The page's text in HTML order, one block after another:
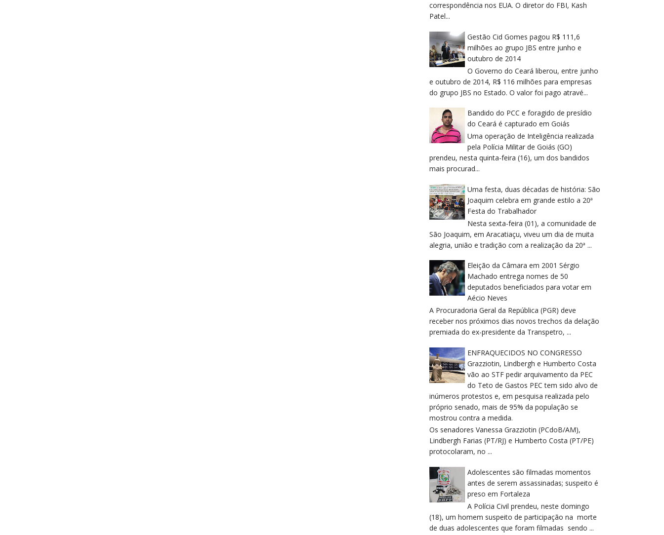
correspondência nos EUA. O diretor do FBI, Kash
Patel...
Gestão Cid Gomes pagou R$ 111,6
milhões ao grupo JBS entre junho e
outubro de 2014
O Governo do Ceará liberou, entre junho
e outubro de 2014, R$ 116 milhões para empresas
do grupo JBS no Estado. O valor foi pago atravé...
Bandido do PCC e foragido de presídio
do Ceará é capturado em Goiás
Uma operação de Inteligência realizada
pela Polícia Militar de Goiás (GO)
prendeu, nesta quinta-feira (16), um dos bandidos
mais procurad...
Uma festa, duas décadas de história: São
Joaquim celebra em grande estilo a 20ª
Festa do Trabalhador
Nesta sexta-feira (01), a comunidade de
São Joaquim, em Aracatiaçu, viveu um dia de muita
alegria, união e tradição com a realização da 20ª ...
Eleição da Câmara em 2001 Sérgio
Machado entrega nomes de 50
deputados beneficiados para votar em
Aécio Neves
A Procuradoria Geral da República (PGR) deve
receber nos próximos dias novos trechos da delação
premiada do ex-presidente da Transpetro, ...
ENFRAQUECIDOS NO CONGRESSO
Grazziotin, Lindbergh e Humberto Costa
vão ao STF pedir arquivamento da PEC
do Teto de Gastos PEC tem sido alvo de
inúmeros protestos e, em pesquisa realizada pelo
próprio senado, mais de 95% da população se
mostrou contra a medida.
Os senadores Vanessa Grazziotin (PCdoB/AM),
Lindbergh Farias (PT/RJ) e Humberto Costa (PT/PE)
protocolaram, no ...
Adolescentes são filmadas momentos
antes de serem assassinadas; suspeito é
preso em Fortaleza
A Polícia Civil prendeu, neste domingo
(18), um homem suspeito de participação na morte
de duas adolescentes que foram filmadas sendo ...